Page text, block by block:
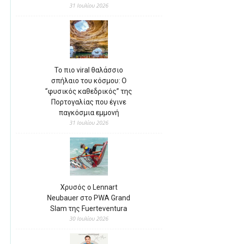
31 Ιουλίου 2026
Το πιο viral θαλάσσιο
σπήλαιο του κόσμου: Ο
“φυσικός καθεδρικός” της
Πορτογαλίας που έγινε
παγκόσμια εμμονή
31 Ιουλίου 2026
Χρυσός ο Lennart
Neubauer στο PWA Grand
Slam της Fuerteventura
30 Ιουλίου 2026